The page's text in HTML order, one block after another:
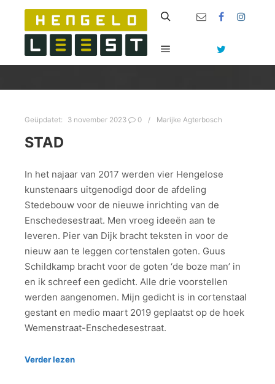
Hoofdmenu
Geüpdatet: 3 november 2023 0 Marijke Agterbosch
STAD
In het najaar van 2017 werden vier Hengelose
kunstenaars uitgenodigd door de afdeling
Stedebouw voor de nieuwe inrichting van de
Enschedesestraat. Men vroeg ideeën aan te
leveren. Pier van Dijk bracht teksten in voor de
nieuw aan te leggen cortenstalen goten. Guus
Schildkamp bracht voor de goten ‘de boze man’ in
en ik schreef een gedicht. Alle drie voorstellen
werden aangenomen. Mijn gedicht is in cortenstaal
gestant en medio maart 2019 geplaatst op de hoek
Wemenstraat-Enschedesestraat.
Verder lezen